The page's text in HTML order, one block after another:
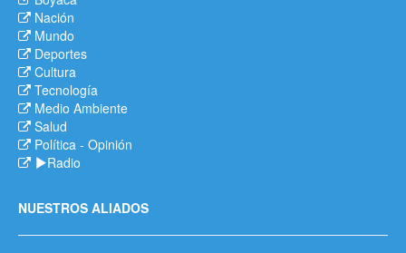
Nación
Mundo
Deportes
Cultura
Tecnología
Medio Ambiente
Salud
Política - Opinión
Radio
NUESTROS ALIADOS